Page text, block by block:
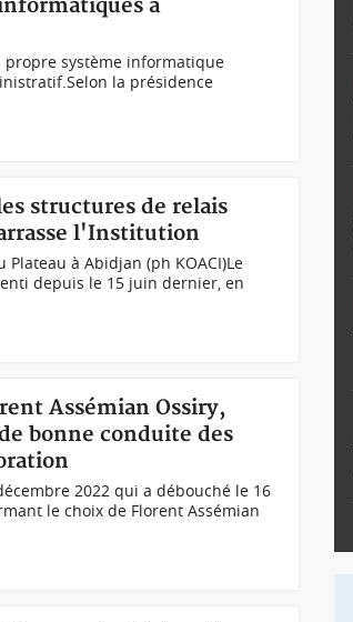
à
propre système informatique
la présidence
structures de relais
l'Institution
à Abidjan (ph KOACI)Le
depuis le 15 juin dernier, en
Assémian Ossiry,
bonne conduite des
2022 qui a débouché le 16
le choix de Florent Assémian